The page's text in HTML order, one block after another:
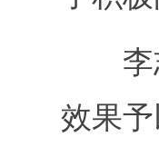
李志
效果